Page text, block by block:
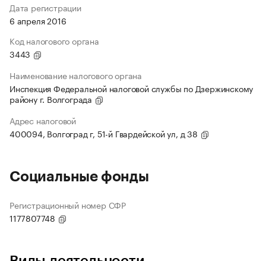
Дата регистрации
6 апреля 2016
Код налогового органа
3443
Наименование налогового органа
Инспекция Федеральной налоговой службы по Дзержинскому
району г. Волгограда
Адрес налоговой
400094, Волгоград г, 51-й Гвардейской ул, д 38
Социальные фонды
Регистрационный номер СФР
1177807748